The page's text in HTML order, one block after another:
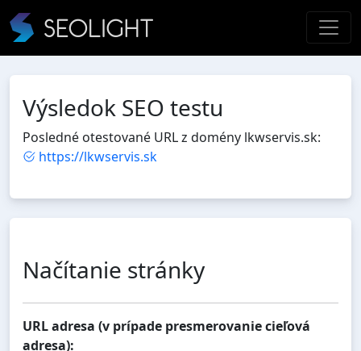
Výsledok SEO testu
Posledné otestované URL z domény lkwservis.sk:
https://lkwservis.sk
Načítanie stránky
URL adresa (v prípade presmerovanie cieľová
adresa):